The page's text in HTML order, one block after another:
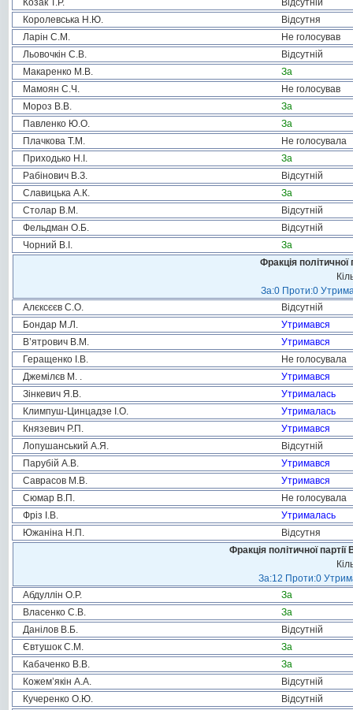
Козак Т.Р.
Відсутній
Королевська Н.Ю.
Відсутня
Ларін С.М.
Не голосував
Льовочкін С.В.
Відсутній
Макаренко М.В.
За
Мамоян С.Ч.
Не голосував
Мороз В.В.
За
Павленко Ю.О.
За
Плачкова Т.М.
Не голосувала
Приходько Н.І.
За
Рабінович В.З.
Відсутній
Славицька А.К.
За
Столар В.М.
Відсутній
Фельдман О.Б.
Відсутній
Чорний В.І.
За
Фракція
За:0 Проти:0
Алєксєєв С.О.
Відсутній
Бондар М.Л.
Утримався
В’ятрович В.М.
Утримався
Геращенко І.В.
Не голосувала
Джемілєв М. .
Утримався
Зінкевич Я.В.
Утрималась
Климпуш-Цинцадзе І.О.
Утрималась
Князевич Р.П.
Утримався
Лопушанський А.Я.
Відсутній
Парубій А.В.
Утримався
Саврасов М.В.
Утримався
Сюмар В.П.
Не голосувала
Фріз І.В.
Утрималась
Южаніна Н.П.
Відсутня
Фракція політичної
За:12 Проти:0
Абдуллін О.Р.
За
Власенко С.В.
За
Данілов В.Б.
Відсутній
Євтушок С.М.
За
Кабаченко В.В.
За
Кожем’якін А.А.
Відсутній
Кучеренко О.Ю.
Відсутній